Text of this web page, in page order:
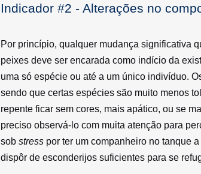
Indicador #2 - Alterações no
Por princípio, qualquer mudança significativa
peixes deve ser encarada como indício da
uma só espécie ou até a um único indivíduo.
sendo que certas espécies são muito menos
repente ficar sem cores, mais apático, ou se
preciso observá-lo com muita atenção para
sobstress por ter um companheiro no tanque
dispôr de esconderijos suficientes para se